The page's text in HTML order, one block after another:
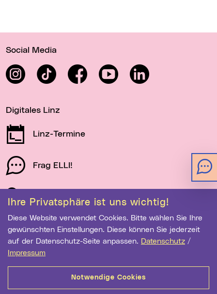
Ihre Privatsphäre ist uns wichtig!
Diese Website verwendet Cookies. Bitte wählen Sie Ihre
gewünschten Einstellungen. Diese können Sie jederzeit
auf der Datenschutz-Seite anpassen. Datenschutz /
Impressum
Notwendige Cookies
Social Media
InstagramTikTok FacebookYouTube LinkedIn
Digitales Linz
Linz-Termine
Frag ELLI!
Schau auf Linz
Newsletter-Anmeldung
E-Mail-Adresse eingeben
Anmelden